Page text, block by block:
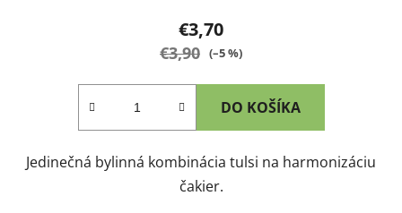
€3,70
€3,90 (–5 %)
DO KOŠÍKA
Jedinečná bylinná kombinácia tulsi na harmonizáciu
čakier.